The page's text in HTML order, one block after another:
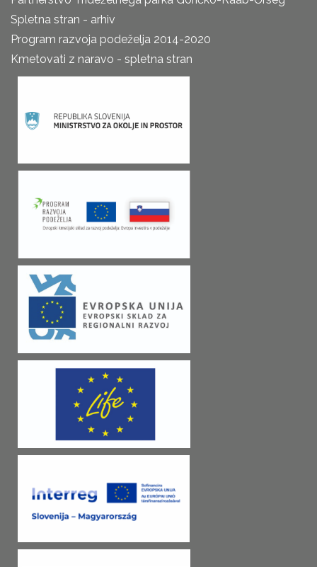
Spletna stran - arhiv
Program razvoja podeželja 2014-2020
Kmetovati z naravo - spletna stran